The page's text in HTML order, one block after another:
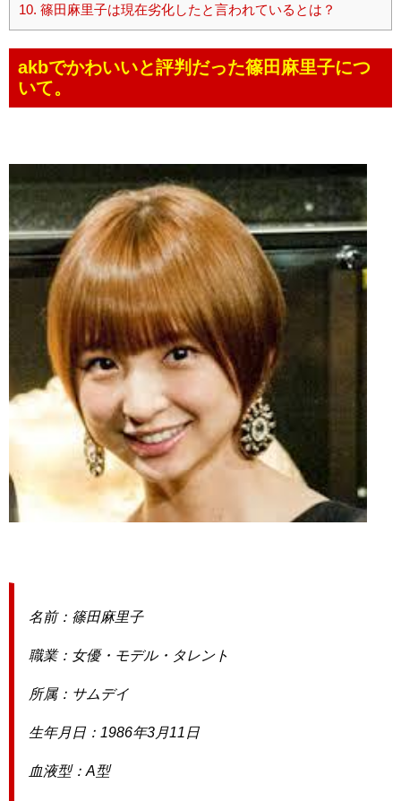
10. 篠田麻里子は現在劣化したと言われているとは？
akbでかわいいと評判だった篠田麻里子につ
いて。
名前：篠田麻里子
職業：女優・モデル・タレント
所属：サムデイ
生年月日：1986年3月11日
血液型：A型